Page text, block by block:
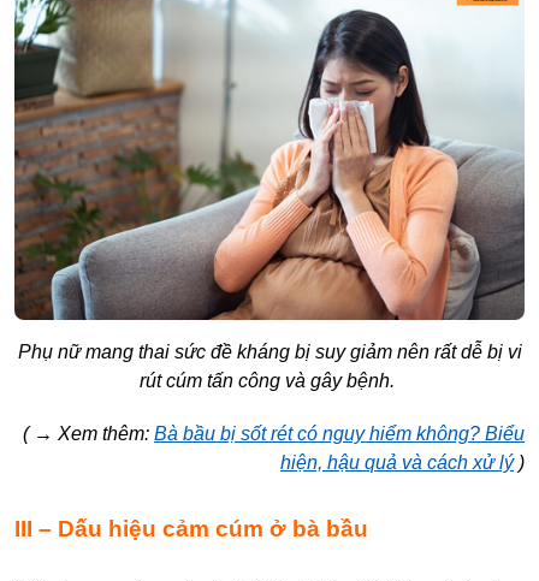
Phụ nữ mang thai sức đề kháng bị suy giảm nên rất dễ bị vi
rút cúm tấn công và gây bệnh.
( → Xem thêm: Bà bầu bị sốt rét có nguy hiểm không? Biểu
hiện, hậu quả và cách xử lý)
III – Dấu hiệu cảm cúm ở bà bầu